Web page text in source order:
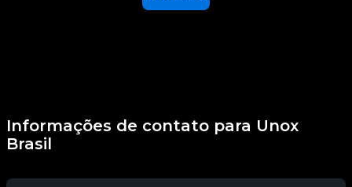
Informações de contato para Unox
Brasil